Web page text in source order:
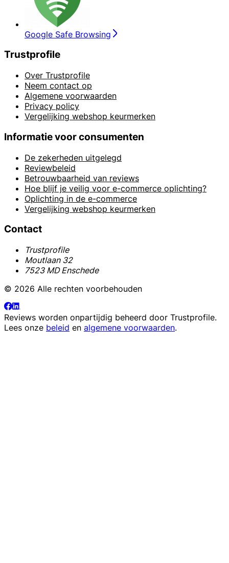
Google Safe Browsing
Trustprofile
Over Trustprofile
Neem contact op
Algemene voorwaarden
Privacy policy
Vergelijking webshop keurmerken
Informatie voor consumenten
De zekerheden uitgelegd
Reviewbeleid
Betrouwbaarheid van reviews
Hoe blijf je veilig voor e-commerce oplichting?
Oplichting in de e-commerce
Vergelijking webshop keurmerken
Contact
Trustprofile
Moutlaan 32
7523 MD Enschede
© 2026 Alle rechten voorbehouden
Reviews worden onpartijdig beheerd door Trustprofile.
Lees onze beleid en algemene voorwaarden.